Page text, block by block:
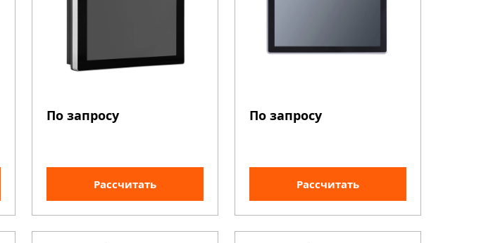
По запросу
Рассчитать
По запросу
Рассчитать